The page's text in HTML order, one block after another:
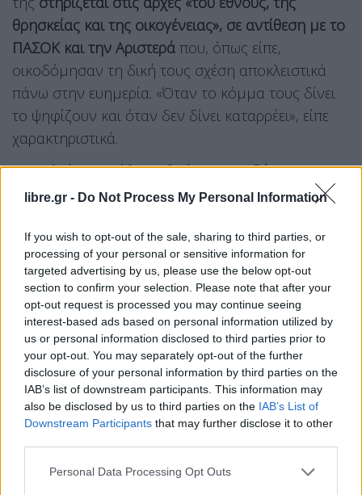
libre.gr - Do Not Process My Personal Information
If you wish to opt-out of the sale, sharing to third parties, or
processing of your personal or sensitive information for
targeted advertising by us, please use the below opt-out
section to confirm your selection. Please note that after your
opt-out request is processed you may continue seeing
interest-based ads based on personal information utilized by
us or personal information disclosed to third parties prior to
your opt-out. You may separately opt-out of the further
disclosure of your personal information by third parties on the
IAB’s list of downstream participants. This information may
also be disclosed by us to third parties on the IAB’s List of
Downstream Participants that may further disclose it to other
Personal Data Processing Opt Outs
θρησκείας και της οικογένειας», σε αντίθεση με το
ΠΑΣΟΚ και την Αριστερά που, όπως είπε,
οικοδόμησαν τη δική τους σχέση αποκλειστικά
πάνω στην ευημερία. «Όταν το κόμμα τους δίνει
το ψηφίζουν και όταν δεν δίνει καταρρέει», είπε
χαρακτηριστικά.
Ο κ. Πλεύρης στάθηκε ιδιαίτερα στο ζήτημα της
ασφάλειας και του μεταναστευτικού,
ενδιαφερόταν για «προστατευμένα σύνορα,
ισχυρή πατρίδα και ελεγχόμενο μεταναστευτικό».
Τόνισε ότιη παράνομη μετανάστευση «δεν
μπορεί να είναι λύση για κανένα πρόβλημα γιατί
είναι η ίδια το πρόβλημα».
«Ένα σκληροπυρηνικό Ισλάμ που
έρχεται επιθετικά στην Ευρώπη»
Αναφερόμενος στην Ευρώπη, είπε ότι το
πρόβλημα δεν είναι απλώς η μετακίνηση
πληθυσμών αλλά «ένα σκληροπυρηνικό Ισλάμ που